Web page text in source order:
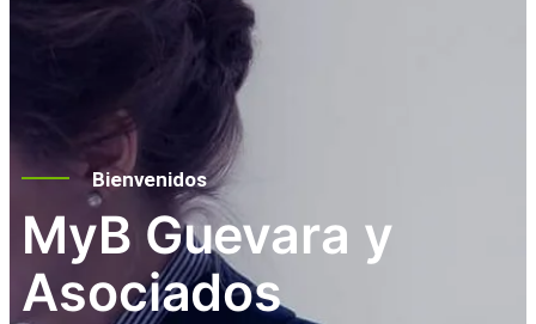
Bienvenidos
MyB Guevara y
Asociados